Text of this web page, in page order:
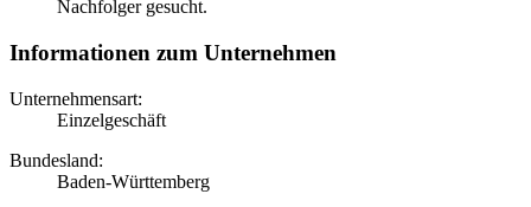
Nachfolger gesucht.
Informationen zum Unternehmen
Unternehmensart:
Einzelgeschäft
Bundesland:
Baden-Württemberg